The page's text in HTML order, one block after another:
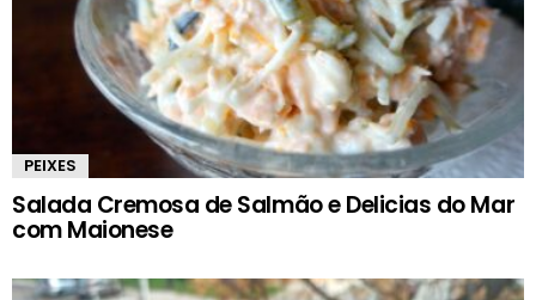
PEIXES
Salada Cremosa de Salmão e Delicias do Mar
com Maionese